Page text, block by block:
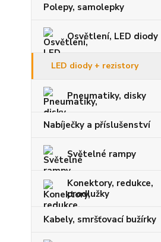
Polepy, samolepky
Osvětlení, LED diody
LED diody + rezistory
Pneumatiky, disky
Nabíječky a příslušenství
Světelné rampy
Konektory, redukce,
prodlužky
Kabely, smršťovací bužírky